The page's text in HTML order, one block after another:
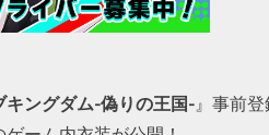
キングダム-偽りの王国- 』事前